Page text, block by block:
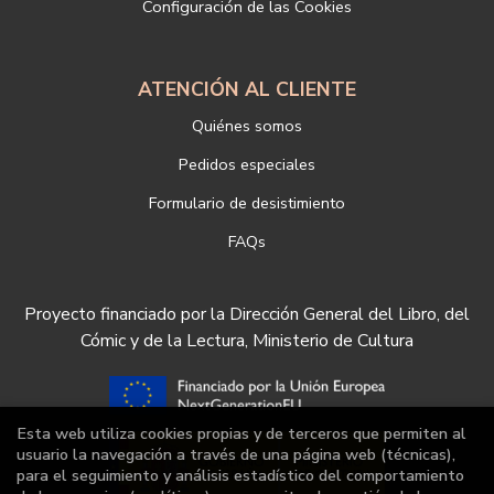
https://www.libreriadeportiva.com/proteccion-de-datos
Configuración de las Cookies
ATENCIÓN AL CLIENTE
Quiénes somos
Pedidos especiales
Formulario de desistimiento
FAQs
Proyecto financiado por la Dirección General del Libro, del
Cómic y de la Lectura, Ministerio de Cultura
Esta web utiliza cookies propias y de terceros que permiten al
usuario la navegación a través de una página web (técnicas),
para el seguimiento y análisis estadístico del comportamiento